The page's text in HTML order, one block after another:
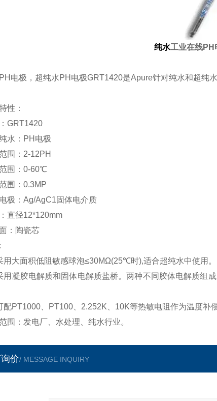
纯水工业在线PH
PH电极，超纯水PH电极GRT1420是
品特
GRT1420
水：PH电极
围：2-12PH
围：0-60℃
围：0.3MP
极：Ag/AgC1固体电介质
直径12*120mm
：陶瓷芯
点:
用大面积低阻敏感球泡≤30MΩ(25℃时),适合超纯水中使用。
用凝胶电解质和固体电解质盐桥。两种不同胶体电解质组
配PT1000、PT100、2.252K、10K等热敏电阻作为温度补偿
围：发电厂、水处理、纯水行业。
价/ MESSAGE INQUIRY